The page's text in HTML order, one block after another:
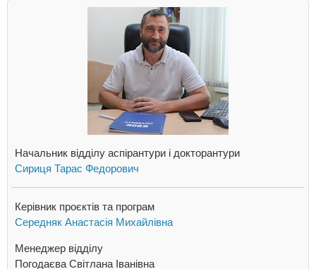
Начальник відділу аспірантури i докторантури
Сириця Тарас Федорович
Керівник проєктів та програм
Середняк Анастасія Михайлівна
Менеджер відділу
Погодаєва Світлана Іванівна